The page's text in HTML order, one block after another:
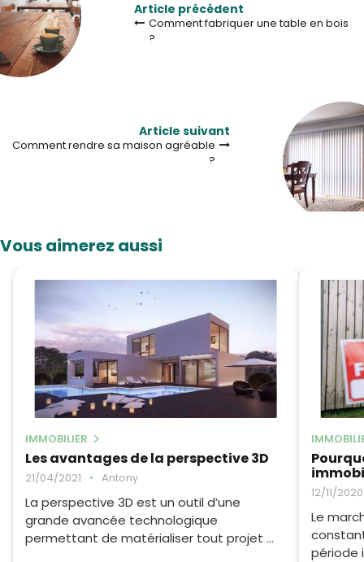
Article précédent
Comment fabriquer une table en bois
?
Article suivant
Comment rendre sa maison agréable
?
Vous aimerez aussi
IMMOBILIER
Les avantages de la perspective 3D
21/04/2021 • Antony
La perspective 3D est un outil d’une
grande avancée technologique
permettant de matérialiser tout projet ...
12/11/2020
Le
période